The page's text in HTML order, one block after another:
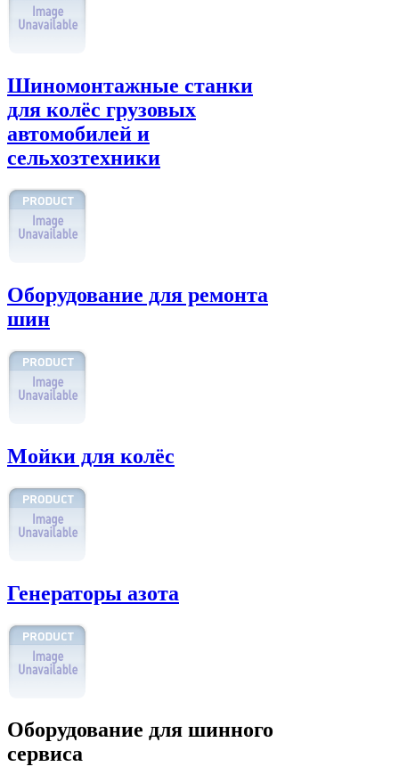
Шиномонтажные станки
для колёс грузовых
автомобилей и
сельхозтехники
Оборудование для ремонта
шин
Мойки для колёс
Генераторы азота
Оборудование для шинного
сервиса